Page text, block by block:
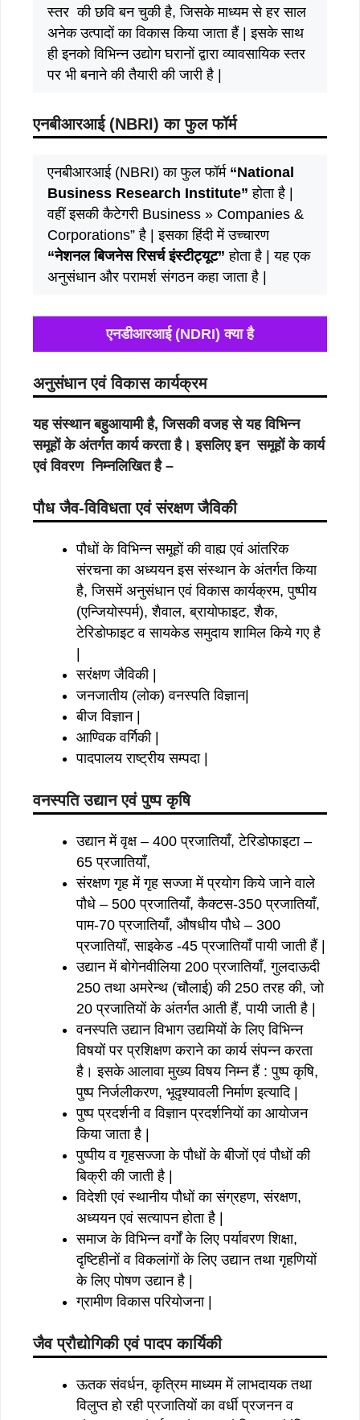
स्तर की छवि बन चुकी है, जिसके माध्यम से हर साल
अनेक उत्पादों का विकास किया जाता हैं | इसके साथ
ही इनको विभिन्न उद्योग घरानों द्वारा व्यावसायिक स्तर
पर भी बनाने की तैयारी की जारी है |
एनबीआरआई (NBRI) का फुल फॉर्म
एनबीआरआई (NBRI) का फुल फॉर्म “National
Business Research Institute” होता है |
वहीं इसकी कैटेगरी Business » Companies &
Corporations” है | इसका हिंदी में उच्चारण
“नेशनल बिजनेस रिसर्च इंस्टीट्यूट” होता है | यह एक
अनुसंधान और परामर्श संगठन कहा जाता है |
एनडीआरआई (NDRI) क्या है
अनुसंधान एवं विकास कार्यक्रम
यह संस्थान बहुआयामी है, जिसकी वजह से यह विभिन्न
समूहों के अंतर्गत कार्य करता है। इसलिए इन समूहों के कार्य
एवं विवरण निम्नलिखित है –
पौध जैव-विविधता एवं संरक्षण जैविकी
पौधों के विभिन्न समूहों की वाह्य एवं आंतरिक
संरचना का अध्ययन इस संस्थान के अंतर्गत किया
है, जिसमें अनुसंधान एवं विकास कार्यक्रम, पुष्पीय
(एन्जियोस्पर्म), शैवाल, ब्रायोफाइट, शैक,
टेरिडोफाइट व सायकेड समुदाय शामिल किये गए है
|
सरंक्षण जैविकी |
जनजातीय (लोक) वनस्पति विज्ञान|
बीज विज्ञान |
आण्विक वर्गिकी |
पादपालय राष्ट्रीय सम्पदा |
वनस्पति उद्यान एवं पुष्प कृषि
उद्यान में वृक्ष – 400 प्रजातियाँ, टेरिडोफाइटा –
65 प्रजातियाँ,
संरक्षण गृह में गृह सज्जा में प्रयोग किये जाने वाले
पौधे – 500 प्रजातियाँ, कैक्टस-350 प्रजातियाँ,
पाम-70 प्रजातियाँ, औषधीय पौधे – 300
प्रजातियाँ, साइकेड -45 प्रजातियाँ पायी जाती हैं |
उद्यान में बोगेनवीलिया 200 प्रजातियाँ, गुलदाऊदी
250 तथा अमरेन्थ (चौलाई) की 250 तरह की, जो
20 प्रजातियों के अंतर्गत आती हैं, पायी जाती है |
वनस्पति उद्यान विभाग उद्यमियों के लिए विभिन्न
विषयों पर प्रशिक्षण कराने का कार्य संपन्न करता
है। इसके आलावा मुख्य विषय निम्न हैं : पुष्प कृषि,
पुष्प निर्जलीकरण, भूदृश्यावली निर्माण इत्यादि |
पुष्प प्रदर्शनी व विज्ञान प्रदर्शनियों का आयोजन
किया जाता है |
पुष्पीय व गृहसज्जा के पौधों के बीजों एवं पौधों की
बिक्री की जाती है |
विदेशी एवं स्थानीय पौधों का संग्रहण, संरक्षण,
अध्ययन एवं सत्यापन होता है |
समाज के विभिन्न वर्गों के लिए पर्यावरण शिक्षा,
दृष्टिहीनों व विकलांगों के लिए उद्यान तथा गृहणियों
के लिए पोषण उद्यान है |
ग्रामीण विकास परियोजना |
जैव प्रौद्योगिकी एवं पादप कार्यिकी
ऊतक संवर्धन, कृत्रिम माध्यम में लाभदायक तथा
विलुप्त हो रही प्रजातियों का वर्धी प्रजनन व